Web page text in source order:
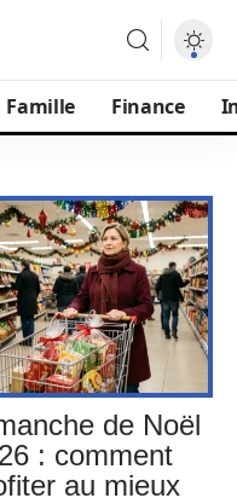
Famille Finance
de Noël
: comment
au mieux